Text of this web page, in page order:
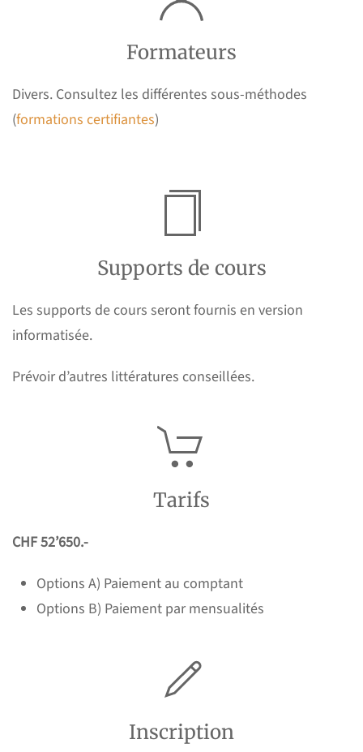
Formateurs
Divers. Consultez les différentes sous-méthodes
(formations certifiantes)
Supports de cours
Les supports de cours seront fournis en version
informatisée.
Prévoir d’autres littératures conseillées.
Tarifs
CHF 52’650.-
Options A) Paiement au comptant
Options B) Paiement par mensualités
Inscription